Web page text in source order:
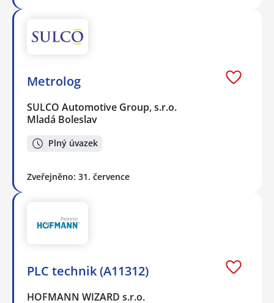
Metrolog
SULCO Automotive Group, s.r.o.
Mladá Boleslav
Plný úvazek
Zveřejněno: 31. července
PLC technik (A11312)
HOFMANN WIZARD s.r.o.